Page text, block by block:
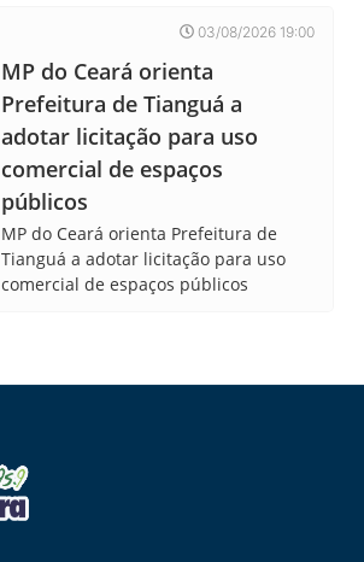
03/08/2026 19:00
MP do Ceará orienta
Prefeitura de Tianguá a
adotar licitação para uso
comercial de espaços
públicos
MP do Ceará orienta Prefeitura de
Tianguá a adotar licitação para uso
comercial de espaços públicos